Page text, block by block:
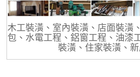
木工裝潢、室內裝潢、店面裝潢
包、水電工程、鋁窗工程、油漆
裝潢、住家裝潢、